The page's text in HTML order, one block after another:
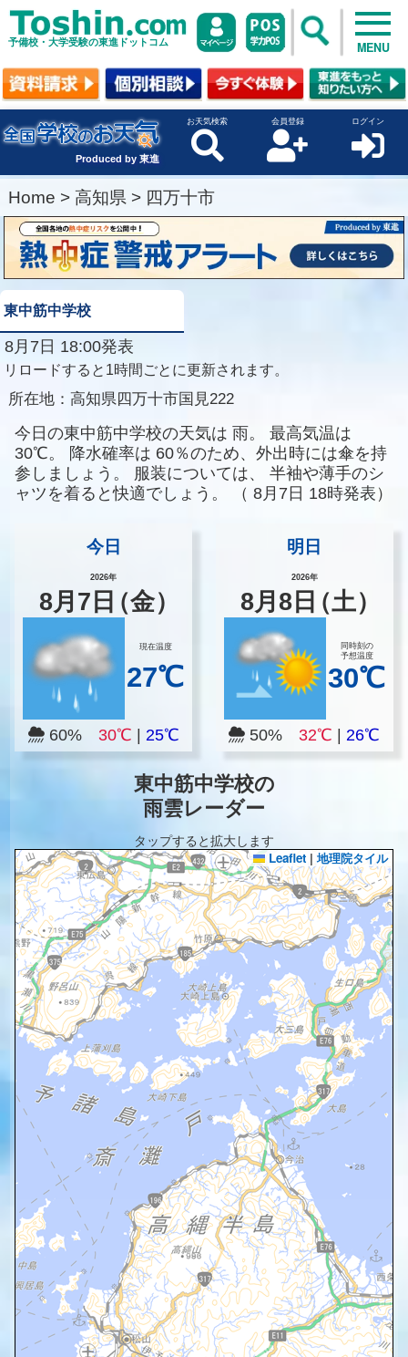
予備校・大学受験の東進ドットコム MENU
Produced by 東進
お天気検索 会員登録 ログイン
Home > 高知県 > 四万十市
東中筋中学校
8月7日 18:00発表
リロードすると1時間ごとに更新されます。
所在地： 高知県四万十市国見222
今日の東中筋中学校の天気は 雨。
最高気温は
30℃。
降水確率は 60％のため、外出時には傘を持
参しましょう。
服装については、
半袖や薄手のシ
ャツを着ると快適でしょう。
（ 8月7日 18時発表）
今日
2026年
8月 7 日（金）
現在温度
27℃
60% 30℃ 25℃
明日
2026年
8月8 日（土）
同時刻の
予想温度
30℃
50%32℃ |26℃
東中筋中学校の
雨雲レーダー
タップすると拡大します
Leaflet | 地理院タイル